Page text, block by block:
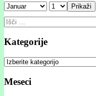
Prikaži
Išči:
Kategorije
Kategorije
Meseci